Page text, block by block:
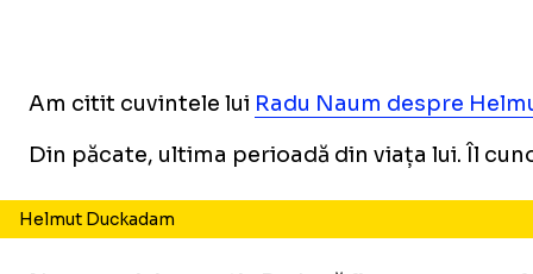
Am citit cuvintele lui Radu Naum despre
Din păcate, ultima perioadă din viața lui. Îl
Helmut Duckadam